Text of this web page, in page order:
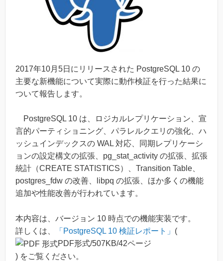
2017年10月 5日にリリースされた PostgreSQL 10 の
主要な新機能について実際に動作検証を行った結果に
ついて報告します。
PostgreSQL 10 は、ロジカルレプリケーション、宣
言的パーティショニング、パラレルクエリの強化、ハ
ッシュインデックスの WAL 対応、同期レプリケーシ
ョンの設定構文の拡張、pg_stat_activity の拡張、拡張
統計（CREATE STATISTICS）、Transition Table、
postgres_fdw の改善、libpq の拡張、ほか多くの機能
追加や性能改善が行われています。
本内容は、バージョン 10 時点での機能実装です。
詳しくは、
「PostgreSQL 10 検証レポート」 (
PDF形式/507KB/42ページ
) をご覧ください。